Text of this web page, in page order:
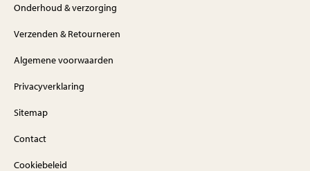
Onderhoud & verzorging
Verzenden & Retourneren
Algemene voorwaarden
Privacyverklaring
Sitemap
Contact
Cookiebeleid